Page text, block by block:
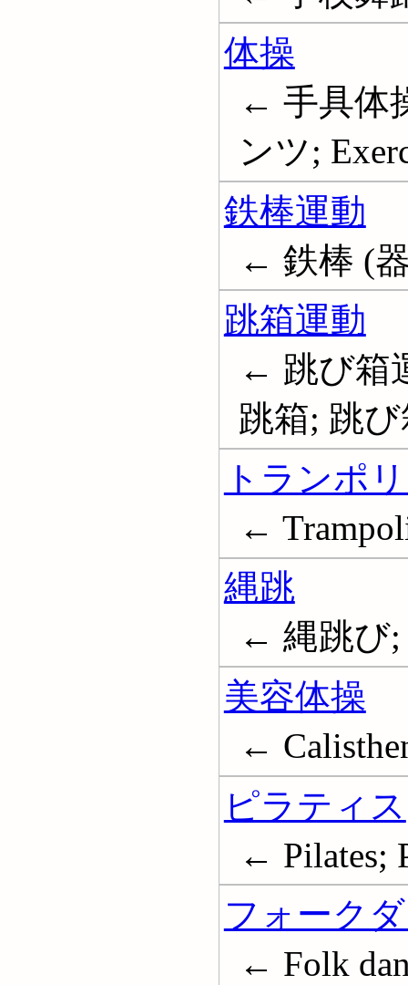
体操
← 手具体
ンツ;
鉄棒運動
← 鉄棒 (
跳箱運動
← 跳び箱
跳箱; 跳
トランポ
←
縄跳
← 縄跳び;
美容体操
←
ピラティス
← Pilates;
フォーク
← Folk